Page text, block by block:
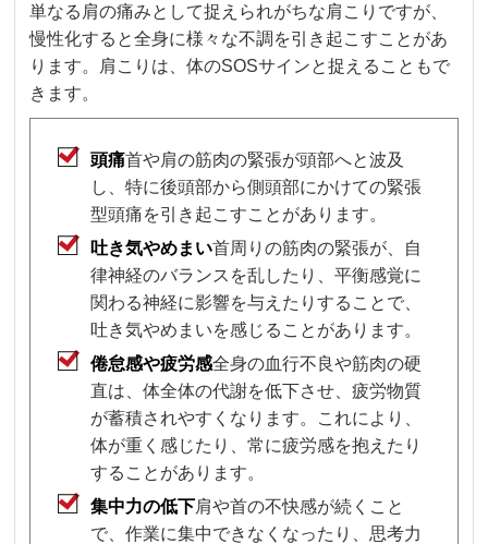
単なる肩の痛みとして捉えられがちな肩こりですが、
慢性化すると全身に様々な不調を引き起こすことがあ
ります。肩こりは、体のSOSサインと捉えることもで
きます。
頭痛首や肩の筋肉の緊張が頭部へと波及
し、特に後頭部から側頭部にかけての緊張
型頭痛を引き起こすことがあります。
吐き気やめまい首周りの筋肉の緊張が、自
律神経のバランスを乱したり、平衡感覚に
関わる神経に影響を与えたりすることで、
吐き気やめまいを感じることがあります。
倦怠感や疲労感全身の血行不良や筋肉の硬
直は、体全体の代謝を低下させ、疲労物質
が蓄積されやすくなります。これにより、
体が重く感じたり、常に疲労感を抱えたり
することがあります。
集中力の低下肩や首の不快感が続くこと
で、作業に集中できなくなったり、思考力